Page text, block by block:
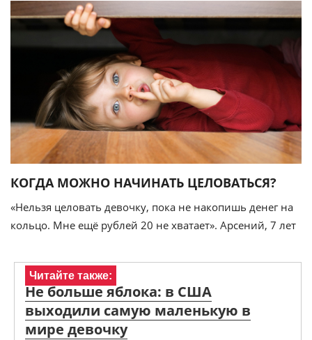
КОГДА МОЖНО НАЧИНАТЬ ЦЕЛОВАТЬСЯ?
«Нельзя целовать девочку, пока не накопишь денег на
кольцо. Мне ещё рублей 20 не хватает». Арсений, 7 лет
Читайте также:
Не больше яблока: в США
выходили самую маленькую в
мире девочку